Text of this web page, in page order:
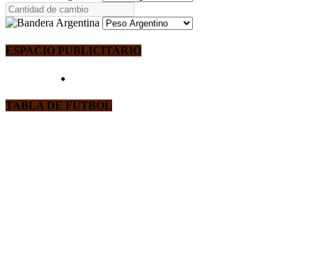
ESPACIO PUBLICITARIO
TABLA DE FUTBOL